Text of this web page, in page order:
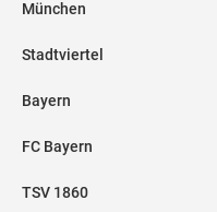
München
Stadtviertel
Bayern
FC Bayern
TSV 1860